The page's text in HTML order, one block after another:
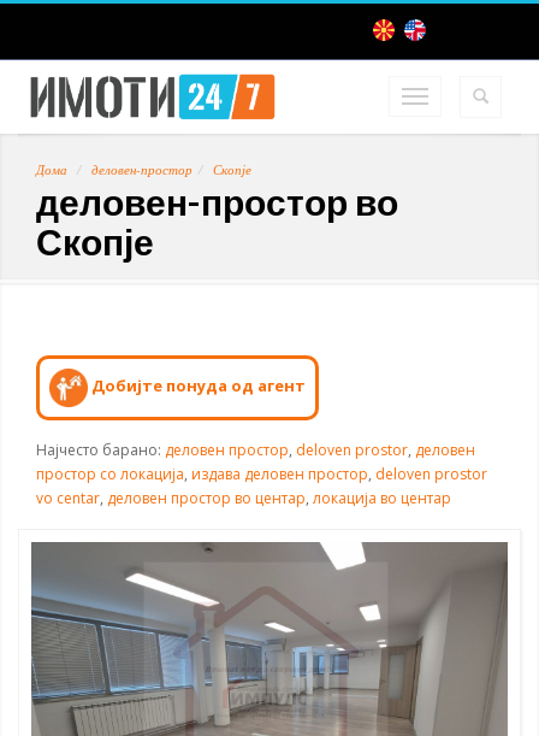
Дома деловен-простор Скопје
деловен-простор во
Скопје
Добијте понуда од агент
Најчесто барано: деловен простор, deloven prostor, деловен
простор со локација, издава деловен простор, deloven prostor
vo centar, деловен простор во центар, локација во центар